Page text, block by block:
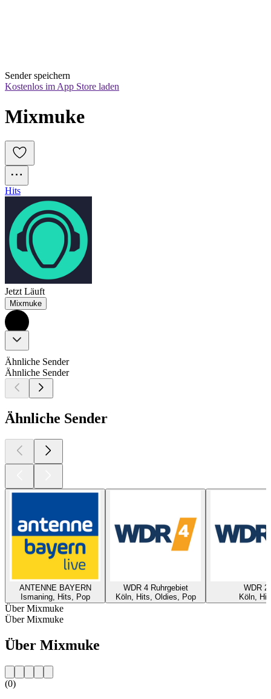
Sender speichern
Kostenlos im App Store laden
Mixmuke
Hits
Jetzt Läuft
Mixmuke
Ähnliche Sender
Ähnliche Sender
Ähnliche Sender
ANTENNE BAYERN
Ismaning, Hits, Pop
WDR 4 Ruhrgebiet
Köln, Hits, Oldies, Pop
WDR 2
Köln,
Über Mixmuke
Über Mixmuke
Über Mixmuke
(0)